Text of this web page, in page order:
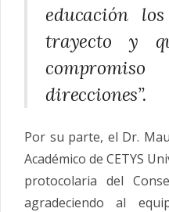
educación
trayecto y
direcciones”.
Por su parte, el Dr.
Académico de CETYS
protocolaria del
agradeciendo al